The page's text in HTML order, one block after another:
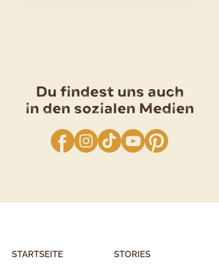
Du findest uns auch
in den sozialen Medien
facebookInstagram
TikTok YouTube
STARTSEITE STORIES